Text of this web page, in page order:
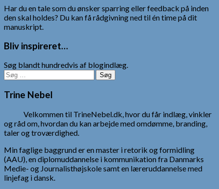
Har du en tale som du ønsker sparring eller feedback på inden
den skal holdes? Du kan få rådgivning ned til én time på dit
manuskript.
Bliv inspireret…
Søg blandt hundredvis af blogindlæg.
Søg
efter:
Trine Nebel
Velkommen til TrineNebel.dk, hvor du får indlæg, vinkler
og råd om, hvordan du kan arbejde med omdømme, branding,
taler og troværdighed.
Min faglige baggrund er en master i retorik og formidling
(AAU), en diplomuddannelse i kommunikation fra Danmarks
Medie- og Journalisthøjskole samt en læreruddannelse med
linjefag i dansk.